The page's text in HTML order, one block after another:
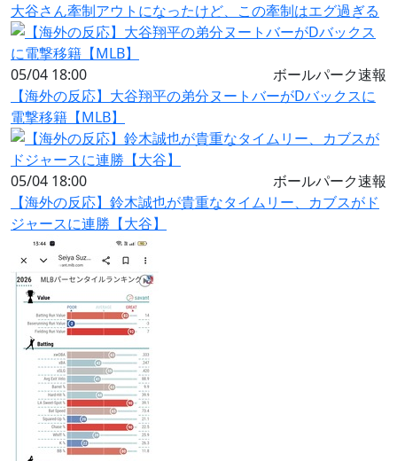
大谷さん牽制アウトになったけど、この牽制はエグ過ぎる
05/04 18:00
ボールパーク速報
【海外の反応】大谷翔平の弟分ヌートバーがDバックスに
電撃移籍【MLB】
05/04 18:00
ボールパーク速報
【海外の反応】鈴木誠也が貴重なタイムリー、カブスがド
ジャースに連勝【大谷】